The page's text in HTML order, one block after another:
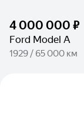
4 000 000 ₽
Ford Model A
1929 / 65 000 км